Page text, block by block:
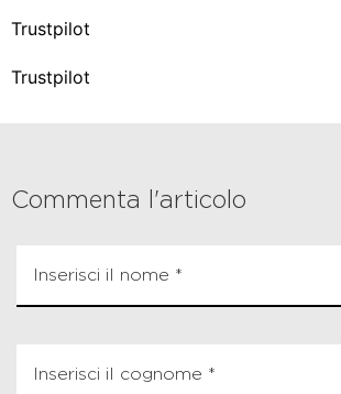
Trustpilot
Trustpilot
Commenta l'articolo